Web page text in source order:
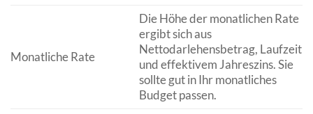
Monatliche Rate
Die Höhe der monatlichen Rate
ergibt sich aus
Nettodarlehensbetrag, Laufzeit
und effektivem Jahreszins. Sie
sollte gut in Ihr monatliches
Budget passen.